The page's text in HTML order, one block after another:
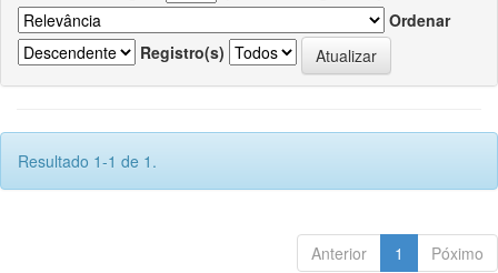
Ordenar
Registro(s)
Resultado 1-1 de 1.
Anterior 1 Póximo